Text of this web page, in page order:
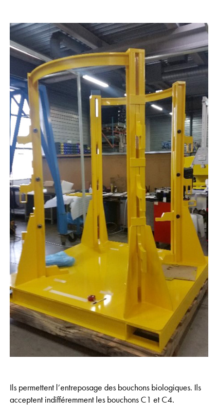
Ils permettent l’entreposage des bouchons biologiques. Ils
acceptent indifféremment les bouchons C1 et C4.